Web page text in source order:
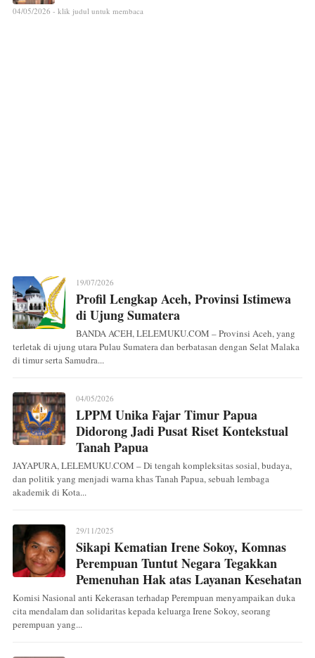
04/05/2026 - klik judul untuk membaca
19/07/2026
Profil Lengkap Aceh, Provinsi Istimewa
di Ujung Sumatera
BANDA ACEH, LELEMUKU.COM – Provinsi Aceh, yang
terletak di ujung utara Pulau Sumatera dan berbatasan dengan Selat Malaka
di timur serta Samudra...
04/05/2026
LPPM Unika Fajar Timur Papua
Didorong Jadi Pusat Riset Kontekstual
Tanah Papua
JAYAPURA, LELEMUKU.COM – Di tengah kompleksitas sosial, budaya,
dan politik yang menjadi warna khas Tanah Papua, sebuah lembaga
akademik di Kota...
29/11/2025
Sikapi Kematian Irene Sokoy, Komnas
Perempuan Tuntut Negara Tegakkan
Pemenuhan Hak atas Layanan Kesehatan
Komisi Nasional anti Kekerasan terhadap Perempuan menyampaikan duka
cita mendalam dan solidaritas kepada keluarga Irene Sokoy, seorang
perempuan yang...